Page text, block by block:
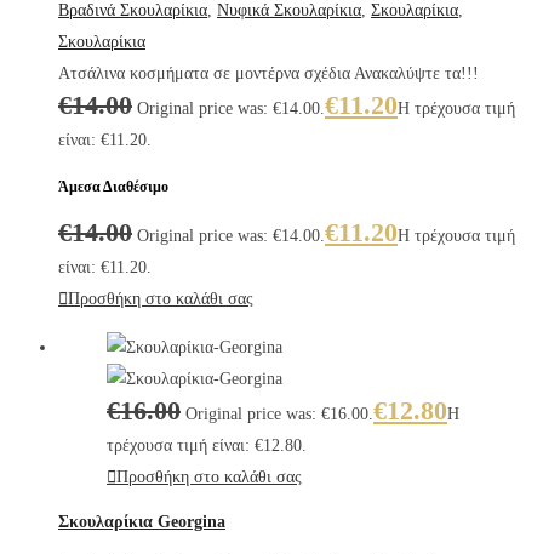
Βραδινά Σκουλαρίκια, Νυφικά Σκουλαρίκια, Σκουλαρίκια,
Σκουλαρίκια
Ατσάλινα κοσμήματα σε μοντέρνα σχέδια Ανακαλύψτε τα!!!
€14.00 Original price was: €14.00.€11.20Η τρέχουσα τιμή
είναι: €11.20.
Άμεσα Διαθέσιμο
€14.00 Original price was: €14.00.€11.20Η τρέχουσα τιμή
είναι: €11.20.
Προσθήκη στο καλάθι σας
€16.00 Original price was: €16.00.€12.80Η
τρέχουσα τιμή είναι: €12.80.
Προσθήκη στο καλάθι σας
Σκουλαρίκια Georgina